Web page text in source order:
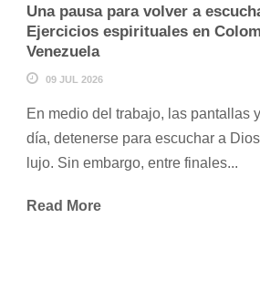
Una pausa para volver a
Ejercicios espirituales en
Venezuela
09 JUL 2026
En medio del trabajo, las pantallas
día, detenerse para escuchar a
lujo. Sin embargo, entre finales...
Read More